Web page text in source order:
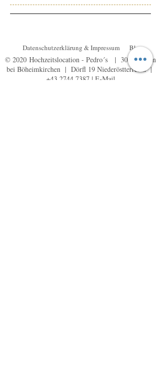
Datenschutzerklärung & Impressum Blog
© 2020 Hochzeitslocation - Pedro´s | 3072 Kasten
bei Böheimkirchen | Dörfl 19 Niederöstterreich |
+43 2744 7387| E-Mail